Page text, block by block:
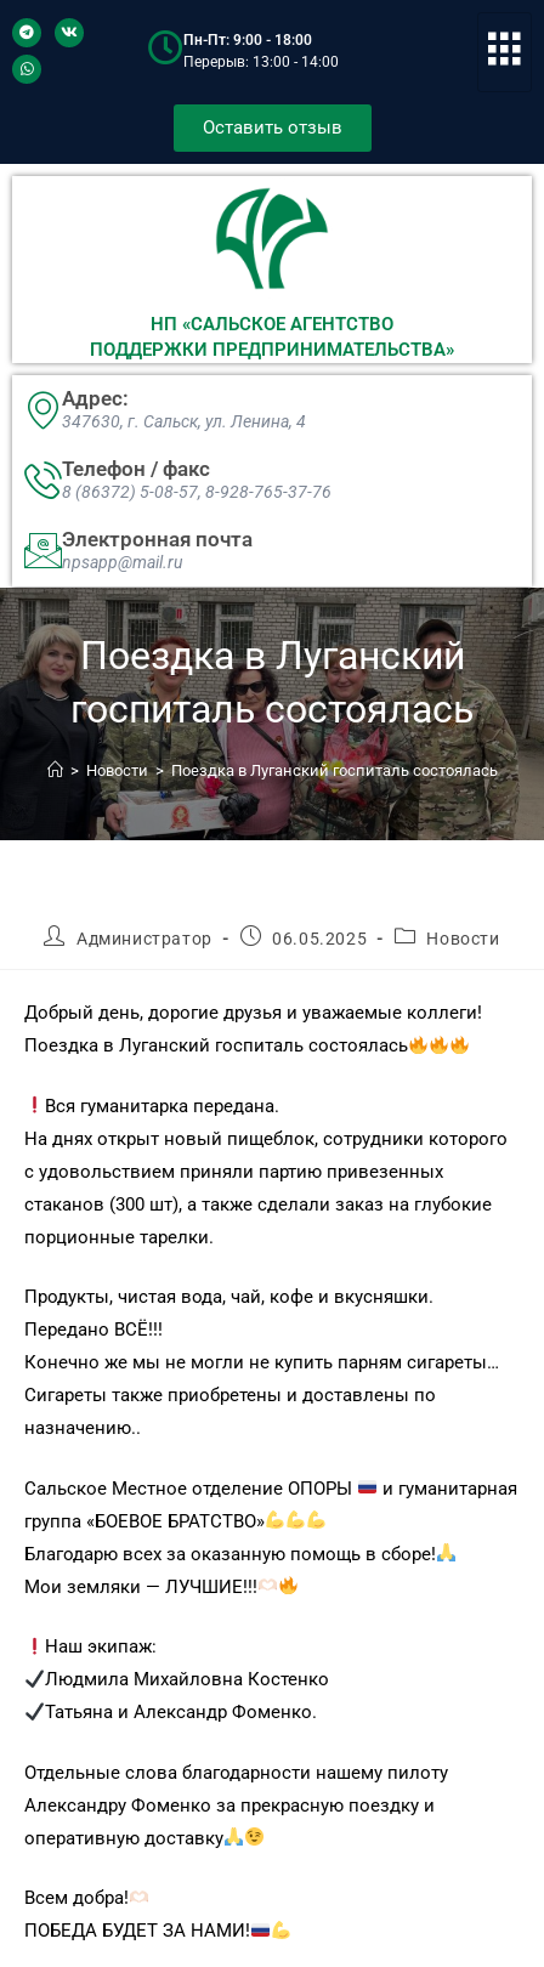
Пн-Пт: 9:00 - 18:00
Перерыв: 13:00 - 14:00
Оставить отзыв
НП «САЛЬСКОЕ АГЕНТСТВО
ПОДДЕРЖКИ ПРЕДПРИНИМАТЕЛЬСТВА»
Адрес:
347630, г. Сальск, ул. Ленина, 4​
Телефон / факс
8 (86372) 5-08-57, 8-928-765-37-76
Электронная почта
npsapp@mail.ru
Поездка в Луганский
госпиталь состоялась
> Новости > Поездка в Луганский госпиталь состоялась
Администратор 06.05.2025 Новости
Добрый день, дорогие друзья и уважаемые коллеги!
Поездка в Луганский госпиталь состоялась
Вся гуманитарка передана.
На днях открыт новый пищеблок, сотрудники которого
с удовольствием приняли партию привезенных
стаканов (300 шт), а также сделали заказ на глубокие
порционные тарелки.
Продукты, чистая вода, чай, кофе и вкусняшки.
Передано ВСЁ!!!
Конечно же мы не могли не купить парням сигареты…
Сигареты также приобретены и доставлены по
назначению..
Сальское Местное отделение ОПОРЫ
и гуманитарная
группа «БОЕВОЕ БРАТСТВО»
Благодарю всех за оказанную помощь в сборе!
Мои земляки — ЛУЧШИЕ!!!
Наш экипаж:
Людмила Михайловна Костенко
Татьяна и Александр Фоменко.
Отдельные слова благодарности нашему пилоту
Александру Фоменко за прекрасную поездку и
оперативную доставку
Всем добра!
ПОБЕДА БУДЕТ ЗА НАМИ!